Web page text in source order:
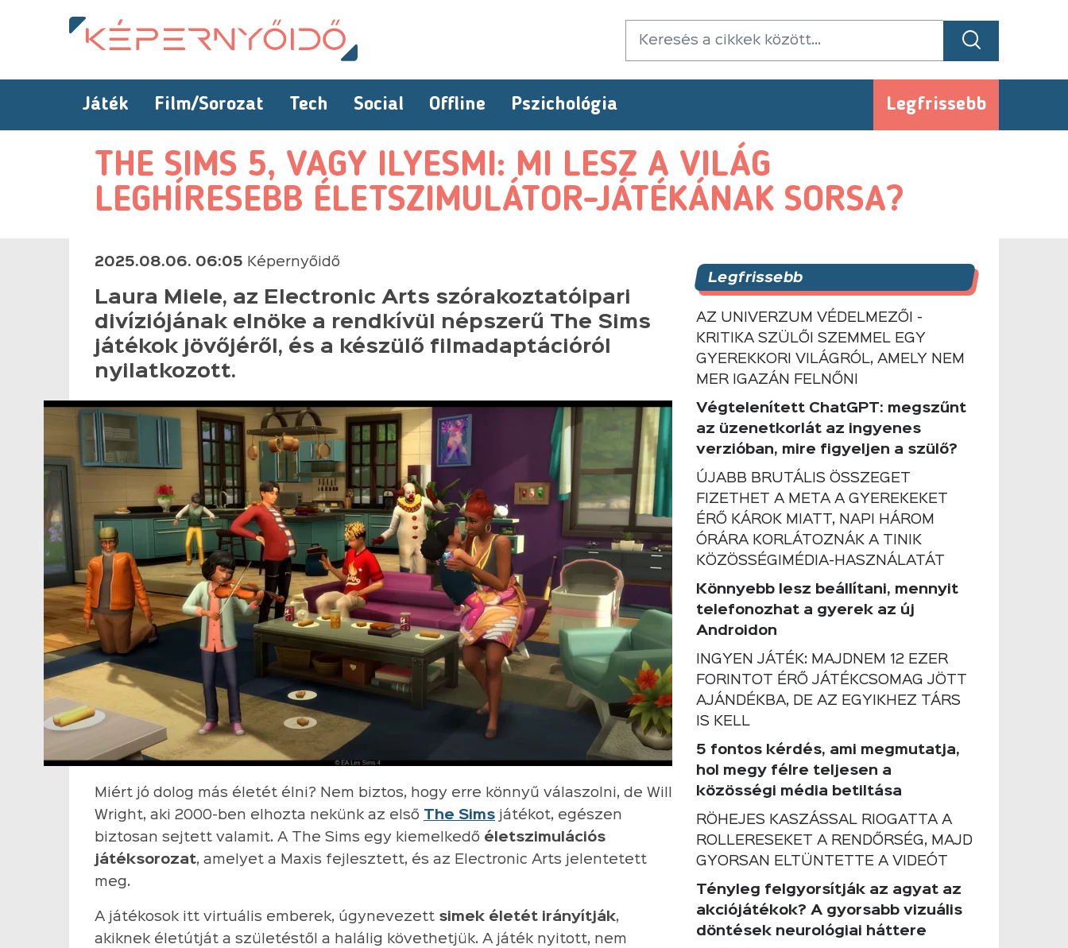
Játék Film/Sorozat Tech Social Offline Pszichológia Legfrissebb
THE SIMS 5, VAGY ILYESMI: MI LESZ A VILÁG
LEGHÍRESEBB ÉLETSZIMULÁTOR-JÁTÉKÁNAK SORSA?
2025.08.06. 06:05 Képernyőidő
Laura Miele, az Electronic Arts szórakoztatóipari
divíziójának elnöke a rendkívül népszerű The Sims
játékok jövőjéről, és a készülő filmadaptációról
nyilatkozott.
Miért jó dolog más életét élni? Nem biztos, hogy erre könnyű válaszolni, de Will
Wright, aki 2000-ben elhozta nekünk az első The Sims játékot, egészen
biztosan sejtett valamit. A The Sims egy kiemelkedő életszimulációs
játéksorozat, amelyet a Maxis fejlesztett, és az Electronic Arts jelentetett
meg.
A játékosok itt virtuális emberek, úgynevezett simek életét irányítják,
akiknek életútját a születéstől a halálig követhetjük. A játék nyitott, nem
Legfrissebb
AZ UNIVERZUM VÉDELMEZŐI -
KRITIKA SZÜLŐI SZEMMEL EGY
GYEREKKORI VILÁGRÓL, AMELY NEM
MER IGAZÁN FELNŐNI
Végtelenített ChatGPT: megszűnt
az üzenetkorlát az ingyenes
verzióban, mire figyeljen a szülő?
ÚJABB BRUTÁLIS ÖSSZEGET
FIZETHET A META A GYEREKEKET
ÉRŐ KÁROK MIATT, NAPI HÁROM
ÓRÁRA KORLÁTOZNÁK A TINIK
KÖZÖSSÉGIMÉDIA-HASZNÁLATÁT
Könnyebb lesz beállítani, mennyit
telefonozhat a gyerek az új
Androidon
INGYEN JÁTÉK: MAJDNEM 12 EZER
FORINTOT ÉRŐ JÁTÉKCSOMAG JÖTT
AJÁNDÉKBA, DE AZ EGYIKHEZ TÁRS
IS KELL
5 fontos kérdés, ami megmutatja,
hol megy félre teljesen a
közösségi média betiltása
RÖHEJES KASZÁSSAL RIOGATTA A
ROLLERESEKET A RENDŐRSÉG, MAJD
GYORSAN ELTÜNTETTE A VIDEÓT
Tényleg felgyorsítják az agyat az
akciójátékok? A gyorsabb vizuális
döntések neurológiai háttere